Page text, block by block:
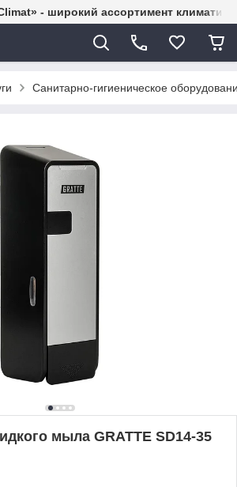
- широкий ассортимент
Санитарно-гигиеническое
мыла GRATTE SD14-35